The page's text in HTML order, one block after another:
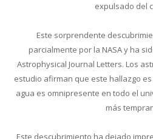
expulsado del
Este sorprendente
parcialmente por la NASA y ha
Astrophysical Journal Letters. Los
estudio afirman que este hallazgo
agua es omnipresente en todo el
más
Este descubrimiento ha dejado